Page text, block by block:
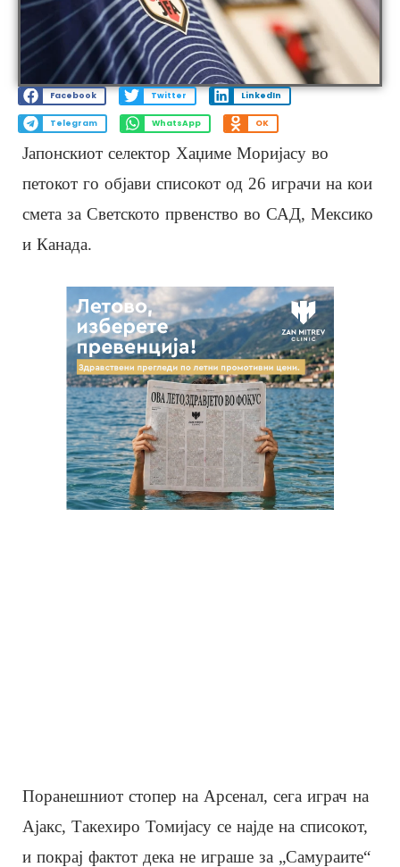
Facebook Twitter LinkedIn
Telegram WhatsApp OK
Јапонскиот селектор Хаџиме Моријасу во
петокот го објави списокот од 26 играчи на кои
смета за Светското првенство во САД, Мексико
и Канада.
Поранешниот стопер на Арсенал, сега играч на
Ајакс, Такехиро Томијасу се најде на списокот,
и покрај фактот дека не играше за „Самураите“